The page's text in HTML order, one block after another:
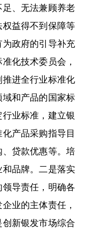
、无法兼顾养老
益得不到保障等
政府的引导补充
化技术委员会，
进全行业标准化
和产品的国家标
业标准，建立银
产品采购指导目
贷款优惠等。培
品牌。二是落实
导责任，明确各
业的主体责任，
新银发市场综合